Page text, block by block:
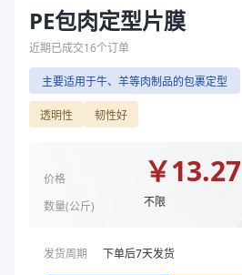
厚度（μm）
15~100
宽度（mm）
100~2400
商品图片
PE包肉定型片膜
近期已成交16个订单
主要适用于牛、羊等肉制品的包裹定型
透明性 韧性好
价格
数量(公斤)
￥13.27
不限
发货周期 下单后7天发货